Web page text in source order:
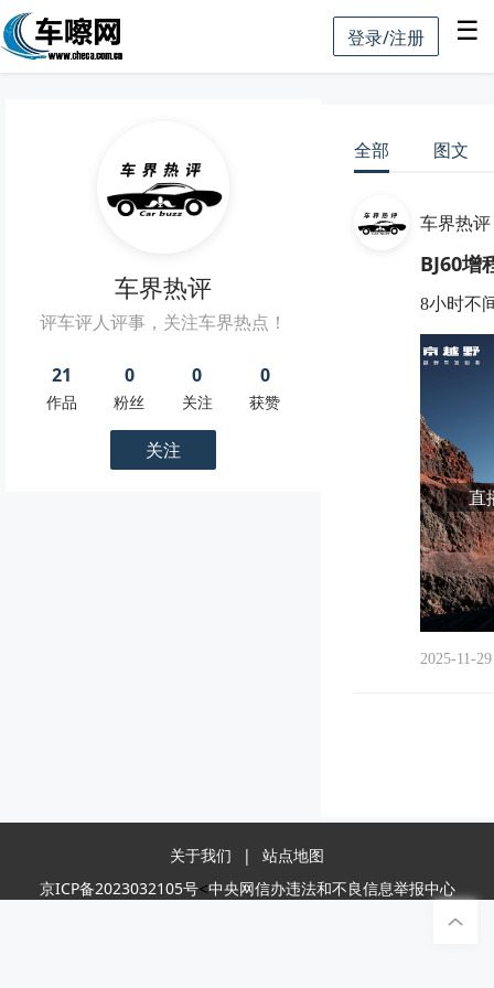
登录/注册 ☰
车界热评
评车评人评事，关注车界热点！
21
作品
0
粉丝
0
关注
0
获赞
关注
全部 图文
车界热评
BJ60增
8小时不
直
2025-11-29
关于我们 |
站点地图
京ICP备2023032105号<中央网信办违法和不良信息举报中心